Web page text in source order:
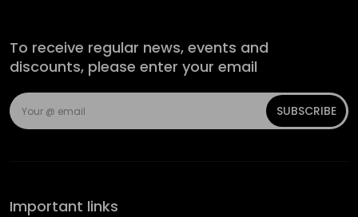
To receive regular news, events and
discounts, please enter your email
SUBSCRIBE
Important links